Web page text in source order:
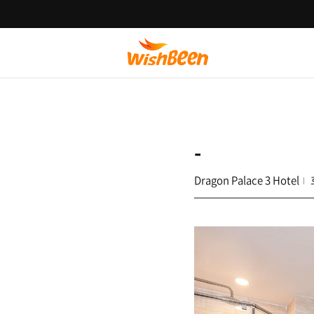
-
Dragon Palace 3 Hotel